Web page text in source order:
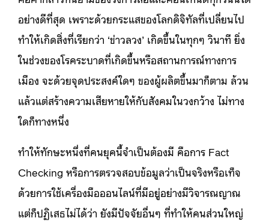
อย่างดีที่สุด เพราะด้วยกระแสของโลกดิจิทัลที่เปลี่ยนไป
ทำให้เกิดสิ่งที่เรียกว่า ‘ข่าวลวง’ เกิดขึ้นในทุกๆ วินาที ยิ่ง
ในช่วงของโรคระบาดที่เกิดขึ้นหรือสถานการณ์ทางการ
เมือง จะด้วยจุดประสงค์ใดๆ ของผู้ผลิตขึ้นมาก็ตาม ล้วน
แล้วแต่สร้างความเสียหายให้กับสังคมในวงกว้าง ไม่ทาง
ใดก็ทางหนึ่ง
ทำให้ทักษะหนึ่งที่คนยุคนี้จำเป็นต้องมี คือการ Fact
Checking หรือการตรวจสอบข้อมูลว่าเป็นจริงหรือเท็จ
ด้วยการใช้เครื่องมือออนไลน์ที่มีอยู่อย่างมีวิจารณญาณ
แต่ก็ปฏิเสธไม่ได้ว่า ยังมีปัจจัยอื่นๆ ที่ทำให้คนส่วนใหญ่